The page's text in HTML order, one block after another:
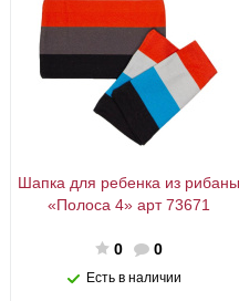
Шапка для ребенка из рибаны
«Полоса 4» арт 73671
0 0
Есть в наличии